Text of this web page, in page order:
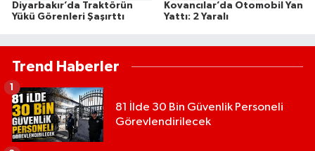
Diyarbakır’da Traktörün
Yükü Görenleri Şaşırttı
Kovancılar’da Otomobil Yan
Yattı: 2 Yaralı
Trend Haberler
81 İlde 30 Bin Güvenlik Personeli
Görevlendirilecek
1